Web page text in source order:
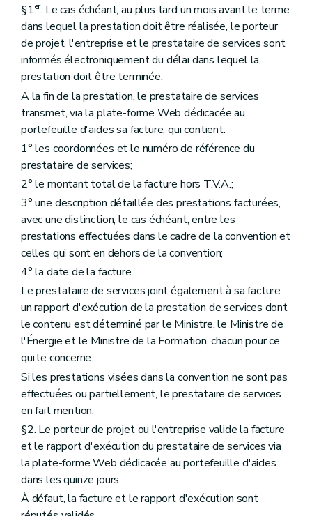
§1er. Le cas échéant, au plus tard un mois avant le terme
dans lequel la prestation doit être réalisée, le porteur
de projet, l'entreprise et le prestataire de services sont
informés électroniquement du délai dans lequel la
prestation doit être terminée.
A la fin de la prestation, le prestataire de services
transmet, via la plate-forme Web dédicacée au
portefeuille d'aides sa facture, qui contient:
1° les coordonnées et le numéro de référence du
prestataire de services;
2° le montant total de la facture hors T.V.A.;
3° une description détaillée des prestations facturées,
avec une distinction, le cas échéant, entre les
prestations effectuées dans le cadre de la convention et
celles qui sont en dehors de la convention;
4° la date de la facture.
Le prestataire de services joint également à sa facture
un rapport d'exécution de la prestation de services dont
le contenu est déterminé par le Ministre, le Ministre de
l'Énergie et le Ministre de la Formation, chacun pour ce
qui le concerne.
Si les prestations visées dans la convention ne sont pas
effectuées ou partiellement, le prestataire de services
en fait mention.
§2. Le porteur de projet ou l'entreprise valide la facture
et le rapport d'exécution du prestataire de services via
la plate-forme Web dédicacée au portefeuille d'aides
dans les quinze jours.
À défaut, la facture et le rapport d'exécution sont